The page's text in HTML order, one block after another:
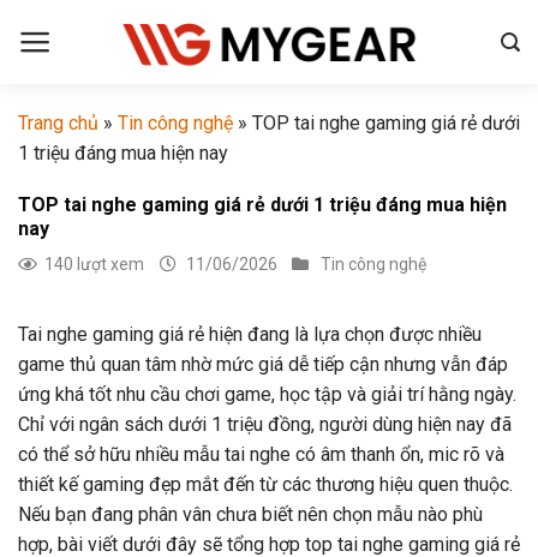
đến
Trang chủ » Tin công nghệ » TOP tai nghe gaming giá rẻ dưới
1 triệu đáng mua hiện nay
TOP tai nghe gaming giá rẻ dưới 1 triệu đáng mua hiện
nay
140 lượt xem 11/06/2026 Tin công nghệ
Tai nghe gaming giá rẻ hiện đang là lựa chọn được nhiều
game thủ quan tâm nhờ mức giá dễ tiếp cận nhưng vẫn đáp
ứng khá tốt nhu cầu chơi game, học tập và giải trí hằng ngày.
Chỉ với ngân sách dưới 1 triệu đồng, người dùng hiện nay đã
có thể sở hữu nhiều mẫu tai nghe có âm thanh ổn, mic rõ và
thiết kế gaming đẹp mắt đến từ các thương hiệu quen thuộc.
Nếu bạn đang phân vân chưa biết nên chọn mẫu nào phù
hợp, bài viết dưới đây sẽ tổng hợp top tai nghe gaming giá rẻ